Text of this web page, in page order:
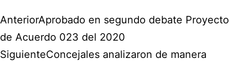
AnteriorAprobado en segundo debate Proyecto
de Acuerdo 023 del 2020
SiguienteConcejales analizaron de manera